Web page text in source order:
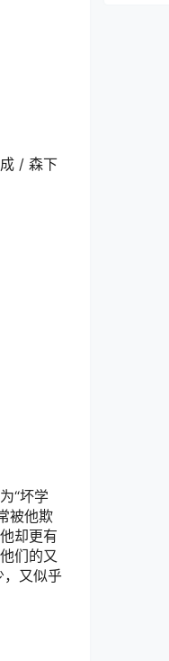
/ 森下
“坏学
被他欺
却更有
们的又
，又似乎